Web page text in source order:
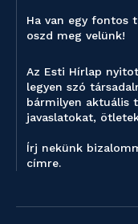
Ha van egy fontos
oszd meg velünk!
Az Esti Hírlap
legyen szó
bármilyen aktuális
javaslatokat,
Írj nekünk
címre.